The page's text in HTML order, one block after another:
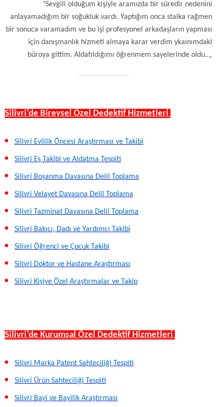
"Sevgili olduğum kişiyle aramızda bir süredir nedenini
anlayamadığım bir soğukluk vardı. Yaptığım onca stalka rağmen
bir sonuca varamadım ve bu işi profesyonel arkadaşların yapması
için danışmanlık hizmeti almaya karar verdim ykaınımdaki
büroya gittim. Aldatıldığımı öğrenmem sayelerinde oldu..„
Silivri’de Bireysel Özel Dedektif Hizmetleri
Silivri Evlilik Öncesi Araştırması ve Takibi
Silivri Eş Takibi ve Aldatma Tespiti
Silivri Boşanma Davasına Delil Toplama
Silivri Velayet Davasına Delil Toplama
Silivri Tazminat Davasına Delil Toplama
Silivri Bakıcı, Dadı ve Yardımcı Takibi
Silivri Öğrenci ve Çocuk Takibi
Silivri Doktor ve Hastane Araştırması
Silivri Kişiye Özel Araştırmalar ve Takip
Silivri’de Kurumsal Özel Dedektif Hizmetleri
Silivri Marka Patent Sahteciliği Tespiti
Silivri Ürün Sahteciliği Tespiti
Silivri Bayi ve Bayilik Araştırması